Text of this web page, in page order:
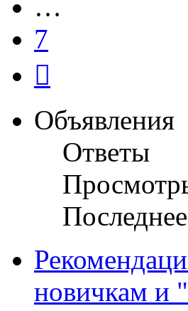
…
7
Объявления
Ответы
новичкам и